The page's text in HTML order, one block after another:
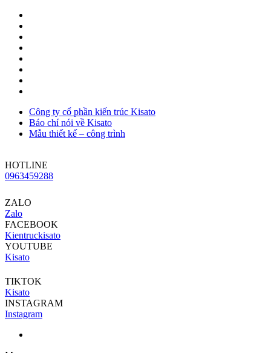
Công ty cổ phần kiến trúc Kisato
Báo chí nói về Kisato
Mẫu thiết kế – công trình
HOTLINE
0963459288
ZALO
Zalo
FACEBOOK
Kientruckisato
YOUTUBE
Kisato
TIKTOK
Kisato
INSTAGRAM
Instagram